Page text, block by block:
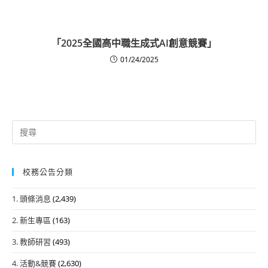
「2025全國高中職生成式AI創意競賽」
01/24/2025
Search
for:
校務公告分類
1. 頭條消息 (2,439)
2. 新生專區 (163)
3. 教師研習 (493)
4. 活動&競賽(2,630)